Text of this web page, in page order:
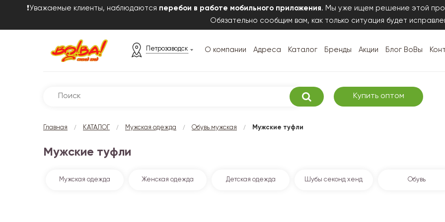
❗Уважаемые клиенты, наблюдаются перебои в работе мобильного приложения. Мы уже ищем решение этой
Обязательно сообщим вам, как только ситуация будет
Петрозаводск О компании Адреса Каталог Бренды Акции Блог ВоВы
Купить оптом
Главная / КАТАЛОГ / Мужская одежда / Обувь мужская / Мужские туфли
Мужские туфли
Мужская одежда Женская одежда Детская одежда Шубы секонд хенд Обувь